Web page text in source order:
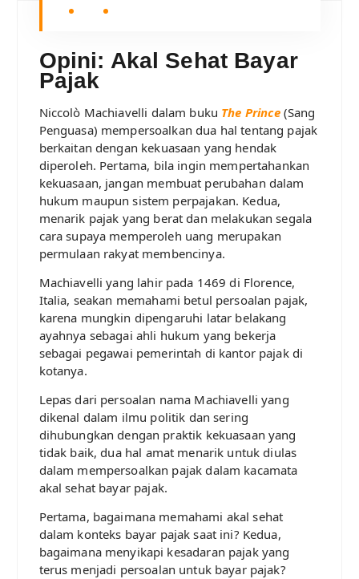
Opini: Akal Sehat Bayar
Pajak
Niccolò Machiavelli dalam buku The Prince(Sang
Penguasa) mempersoalkan dua hal tentang pajak
berkaitan dengan kekuasaan yang hendak
diperoleh. Pertama, bila ingin mempertahankan
kekuasaan, jangan membuat perubahan dalam
hukum maupun sistem perpajakan. Kedua,
menarik pajak yang berat dan melakukan segala
cara supaya memperoleh uang merupakan
permulaan rakyat membencinya.
Machiavelli yang lahir pada 1469 di Florence,
Italia, seakan memahami betul persoalan pajak,
karena mungkin dipengaruhi latar belakang
ayahnya sebagai ahli hukum yang bekerja
sebagai pegawai pemerintah di kantor pajak di
kotanya.
Lepas dari persoalan nama Machiavelli yang
dikenal dalam ilmu politik dan sering
dihubungkan dengan praktik kekuasaan yang
tidak baik, dua hal amat menarik untuk diulas
dalam mempersoalkan pajak dalam kacamata
akal sehat bayar pajak.
Pertama, bagaimana memahami akal sehat
dalam konteks bayar pajak saat ini? Kedua,
bagaimana menyikapi kesadaran pajak yang
terus menjadi persoalan untuk bayar pajak?